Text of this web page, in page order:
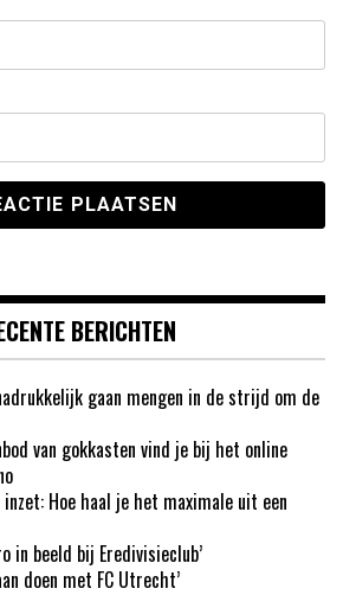
BERICHTEN
gaan mengen in de strijd om de
van gokkasten vind je bij het online
Hoe haal je het maximale uit een
in beeld bij Eredivisieclub’
doen met FC Utrecht’